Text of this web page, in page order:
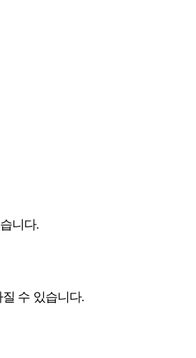
니다.
수 있습니다.